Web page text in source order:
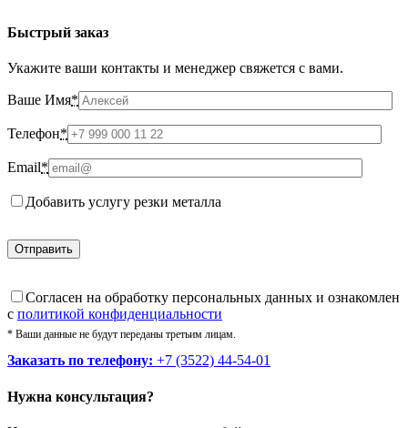
Быстрый заказ
Укажите ваши контакты и менеджер свяжется с вами.
Ваше Имя*
Телефон*
Email*
Добавить услугу резки металла
Cогласен на обработку персональных данных и ознакомлен
с политикой конфиденциальности
* Ваши данные не будут переданы третьим лицам.
Заказать по телефону: +7 (3522) 44-54-01
Нужна консультация?